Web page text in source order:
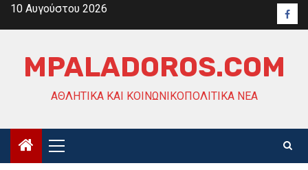
Skip10 Αυγούστου 2026
MPALADOROS.COM
ΑΘΛΗΤΙΚΆ ΚΑΙ ΚΟΙΝΩΝΙΚΟΠΟΛΙΤΙΚΆ ΝΈΑ
Primary
Menu